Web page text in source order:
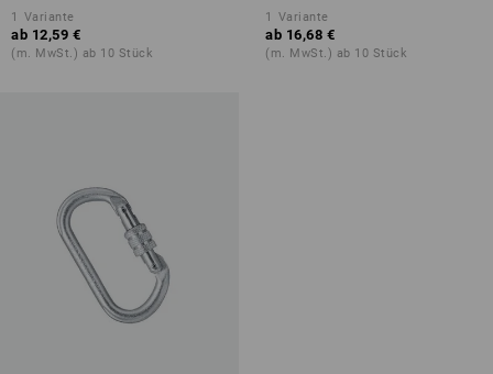
1 Variante
ab 12,59 €
(m. MwSt.) ab 10 Stück
1 Variante
ab 16,68 €
(m. MwSt.) ab 10 Stück